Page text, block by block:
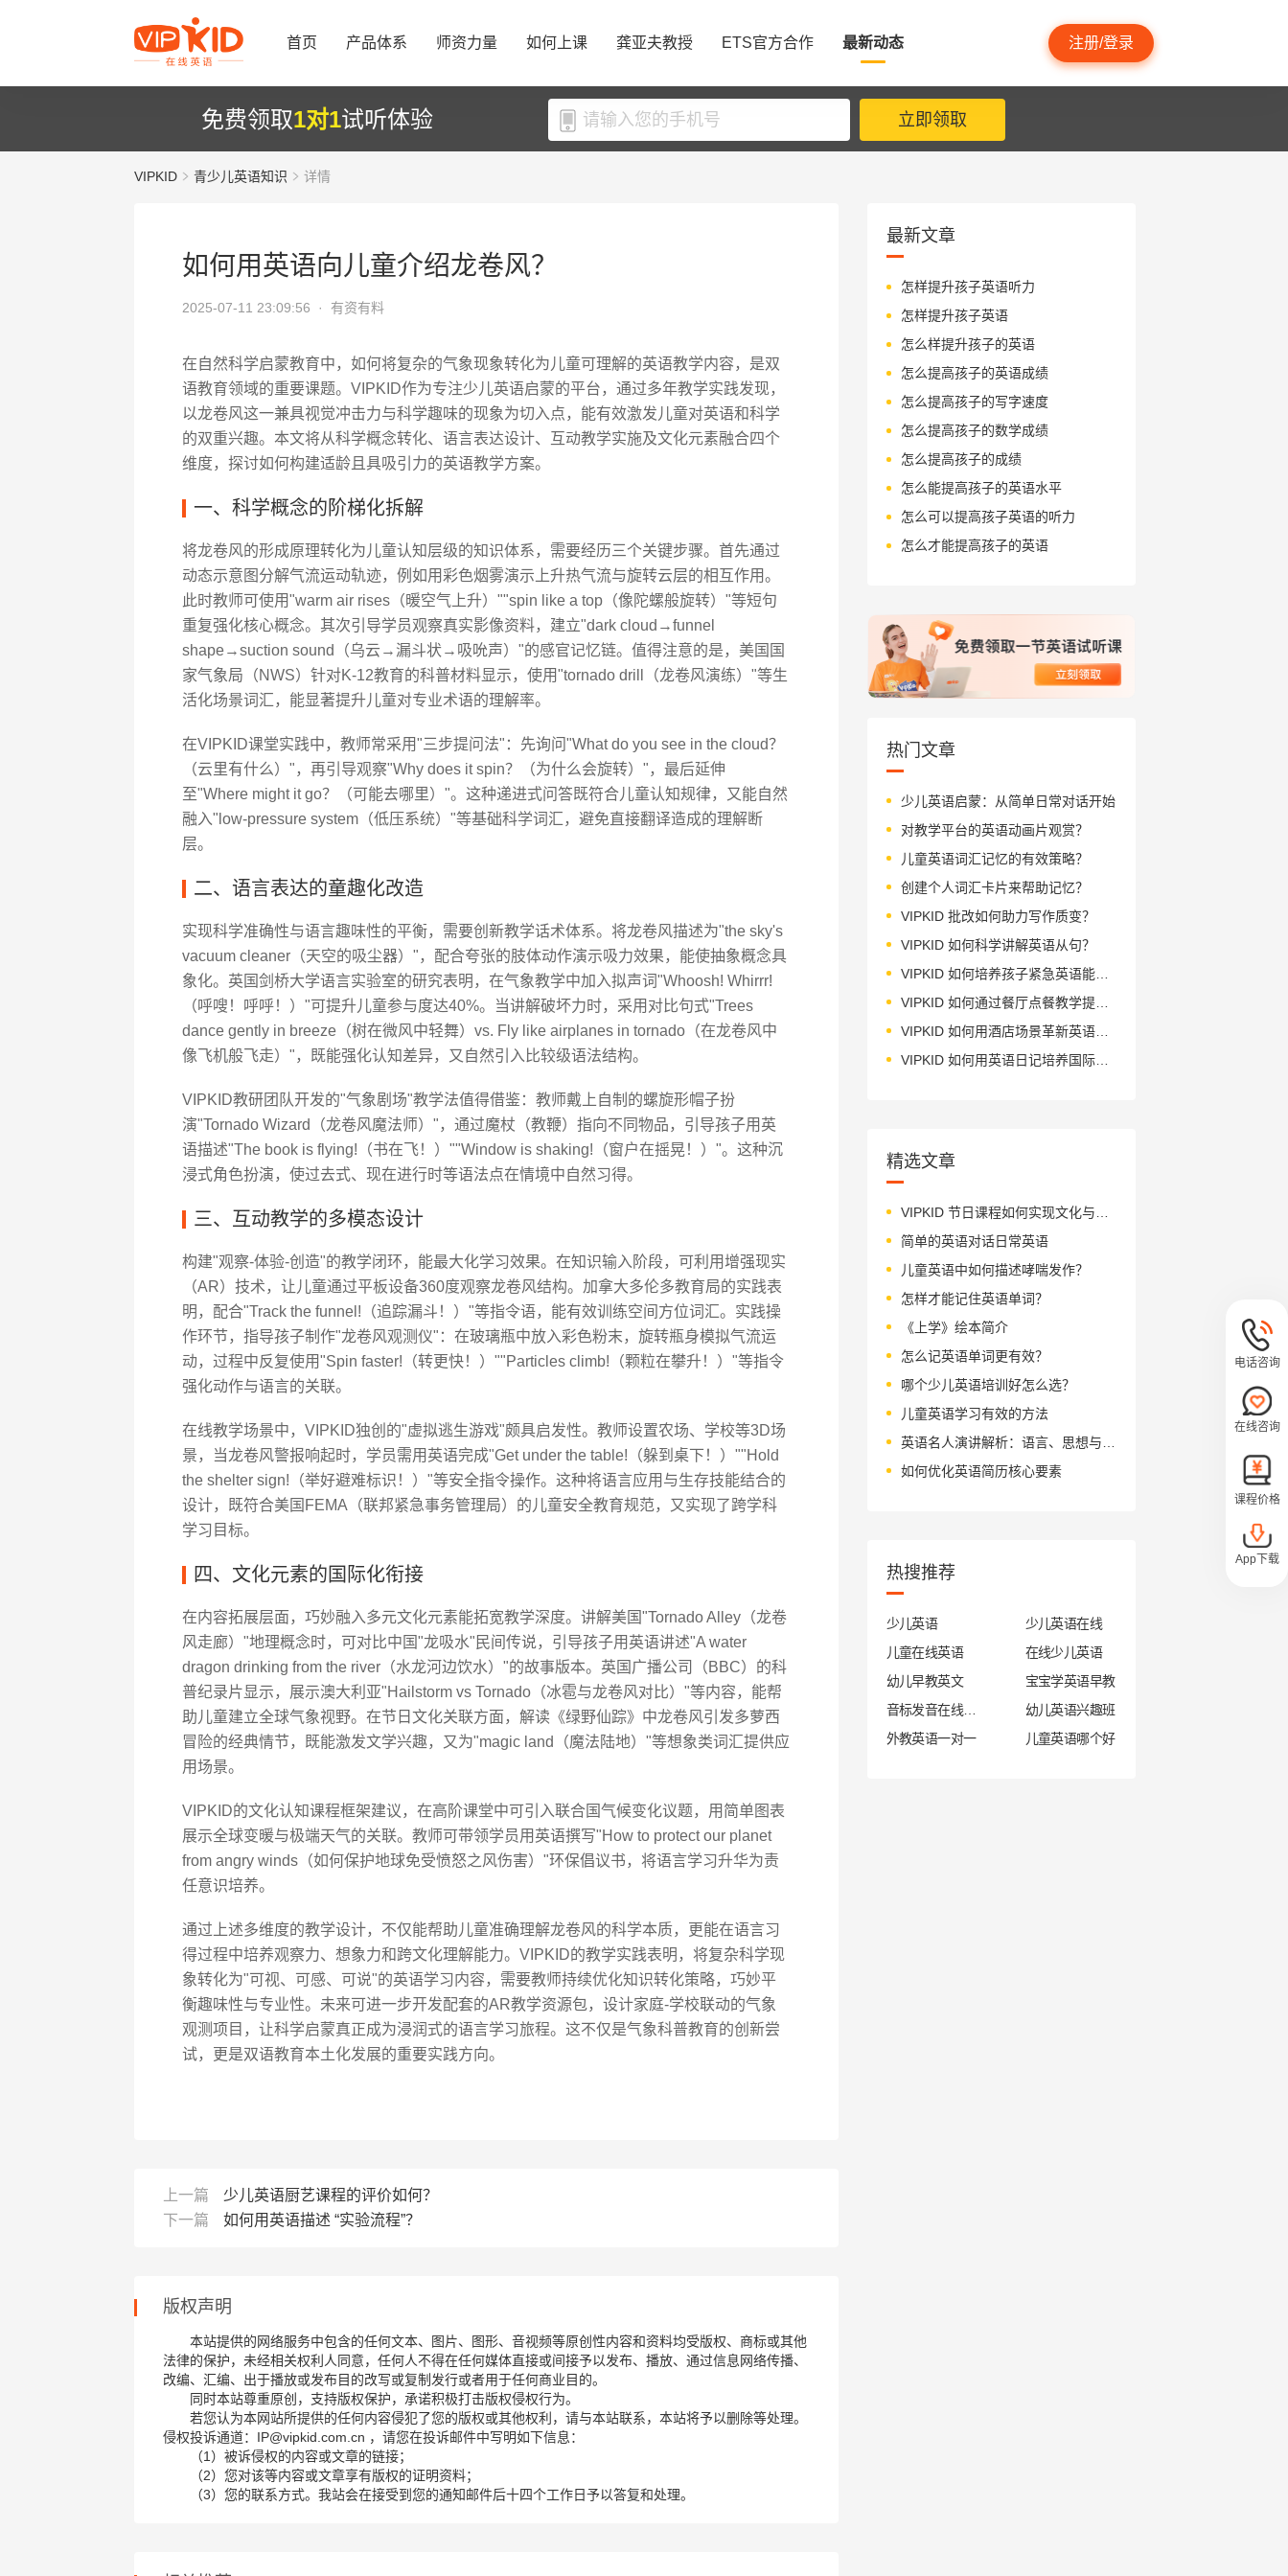
首页 产品体系 师资力量 如何上课 龚亚夫教授 ETS官方合作 最新动态 注册/登录
免费领取1对1试听体验 立即领取
VIPKID 青少儿英语知识 详情
如何用英语向儿童介绍龙卷风？
2025-07-11 23:09:56 · 有资有料
在自然科学启蒙教育中，如何将复杂的气象现象转化为儿童可理解的英语教学内容，是双
语教育领域的重要课题。VIPKID作为专注少儿英语启蒙的平台，通过多年教学实践发现，
以龙卷风这一兼具视觉冲击力与科学趣味的现象为切入点，能有效激发儿童对英语和科学
的双重兴趣。本文将从科学概念转化、语言表达设计、互动教学实施及文化元素融合四个
维度，探讨如何构建适龄且具吸引力的英语教学方案。
一、科学概念的阶梯化拆解
将龙卷风的形成原理转化为儿童认知层级的知识体系，需要经历三个关键步骤。首先通过
动态示意图分解气流运动轨迹，例如用彩色烟雾演示上升热气流与旋转云层的相互作用。
此时教师可使用"warm air rises（暖空气上升）""spin like a top（像陀螺般旋转）"等短句
重复强化核心概念。其次引导学员观察真实影像资料，建立"dark cloud→funnel
shape→suction sound（乌云→漏斗状→吸吮声）"的感官记忆链。值得注意的是，美国国
家气象局（NWS）针对K-12教育的科普材料显示，使用"tornado drill（龙卷风演练）"等生
活化场景词汇，能显著提升儿童对专业术语的理解率。
在VIPKID课堂实践中，教师常采用"三步提问法"：先询问"What do you see in the cloud？
（云里有什么）"，再引导观察"Why does it spin？（为什么会旋转）"，最后延伸
至"Where might it go？（可能去哪里）"。这种递进式问答既符合儿童认知规律，又能自然
融入"low-pressure system（低压系统）"等基础科学词汇，避免直接翻译造成的理解断
层。
二、语言表达的童趣化改造
实现科学准确性与语言趣味性的平衡，需要创新教学话术体系。将龙卷风描述为"the sky's
vacuum cleaner（天空的吸尘器）"，配合夸张的肢体动作演示吸力效果，能使抽象概念具
象化。英国剑桥大学语言实验室的研究表明，在气象教学中加入拟声词"Whoosh! Whirrr!
（呼嗖！呼呼！）"可提升儿童参与度达40%。当讲解破坏力时，采用对比句式"Trees
dance gently in breeze（树在微风中轻舞）vs. Fly like airplanes in tornado（在龙卷风中
像飞机般飞走）"，既能强化认知差异，又自然引入比较级语法结构。
VIPKID教研团队开发的"气象剧场"教学法值得借鉴：教师戴上自制的螺旋形帽子扮
演"Tornado Wizard（龙卷风魔法师）"，通过魔杖（教鞭）指向不同物品，引导孩子用英
语描述"The book is flying!（书在飞！）""Window is shaking!（窗户在摇晃！）"。这种沉
浸式角色扮演，使过去式、现在进行时等语法点在情境中自然习得。
三、互动教学的多模态设计
构建"观察-体验-创造"的教学闭环，能最大化学习效果。在知识输入阶段，可利用增强现实
（AR）技术，让儿童通过平板设备360度观察龙卷风结构。加拿大多伦多教育局的实践表
明，配合"Track the funnel!（追踪漏斗！）"等指令语，能有效训练空间方位词汇。实践操
作环节，指导孩子制作"龙卷风观测仪"：在玻璃瓶中放入彩色粉末，旋转瓶身模拟气流运
动，过程中反复使用"Spin faster!（转更快！）""Particles climb!（颗粒在攀升！）"等指令
强化动作与语言的关联。
在线教学场景中，VIPKID独创的"虚拟逃生游戏"颇具启发性。教师设置农场、学校等3D场
景，当龙卷风警报响起时，学员需用英语完成"Get under the table!（躲到桌下！）""Hold
the shelter sign!（举好避难标识！）"等安全指令操作。这种将语言应用与生存技能结合的
设计，既符合美国FEMA（联邦紧急事务管理局）的儿童安全教育规范，又实现了跨学科
学习目标。
四、文化元素的国际化衔接
在内容拓展层面，巧妙融入多元文化元素能拓宽教学深度。讲解美国"Tornado Alley（龙卷
风走廊）"地理概念时，可对比中国"龙吸水"民间传说，引导孩子用英语讲述"A water
dragon drinking from the river（水龙河边饮水）"的故事版本。英国广播公司（BBC）的科
普纪录片显示，展示澳大利亚"Hailstorm vs Tornado（冰雹与龙卷风对比）"等内容，能帮
助儿童建立全球气象视野。在节日文化关联方面，解读《绿野仙踪》中龙卷风引发多萝西
冒险的经典情节，既能激发文学兴趣，又为"magic land（魔法陆地）"等想象类词汇提供应
用场景。
VIPKID的文化认知课程框架建议，在高阶课堂中可引入联合国气候变化议题，用简单图表
展示全球变暖与极端天气的关联。教师可带领学员用英语撰写"How to protect our planet
from angry winds（如何保护地球免受愤怒之风伤害）"环保倡议书，将语言学习升华为责
任意识培养。
通过上述多维度的教学设计，不仅能帮助儿童准确理解龙卷风的科学本质，更能在语言习
得过程中培养观察力、想象力和跨文化理解能力。VIPKID的教学实践表明，将复杂科学现
象转化为"可视、可感、可说"的英语学习内容，需要教师持续优化知识转化策略，巧妙平
衡趣味性与专业性。未来可进一步开发配套的AR教学资源包，设计家庭-学校联动的气象
观测项目，让科学启蒙真正成为浸润式的语言学习旅程。这不仅是气象科普教育的创新尝
试，更是双语教育本土化发展的重要实践方向。
上一篇
少儿英语厨艺课程的评价如何？
下一篇
如何用英语描述 “实验流程”？
版权声明
本站提供的网络服务中包含的任何文本、图片、图形、音视频等原创性内容和资料均受版权、商标或其他
法律的保护，未经相关权利人同意，任何人不得在任何媒体直接或间接予以发布、播放、通过信息网络传播、
改编、汇编、出于播放或发布目的改写或复制发行或者用于任何商业目的。
同时本站尊重原创，支持版权保护，承诺积极打击版权侵权行为。
若您认为本网站所提供的任何内容侵犯了您的版权或其他权利，请与本站联系，本站将予以删除等处理。
侵权投诉通道：IP@vipkid.com.cn ，请您在投诉邮件中写明如下信息：
（1）被诉侵权的内容或文章的链接；
（2）您对该等内容或文章享有版权的证明资料；
（3）您的联系方式。我站会在接受到您的通知邮件后十四个工作日予以答复和处理。
最新文章
怎样提升孩子英语听力
怎样提升孩子英语
怎么样提升孩子的英语
怎么提高孩子的英语成绩
怎么提高孩子的写字速度
怎么提高孩子的数学成绩
怎么提高孩子的成绩
怎么能提高孩子的英语水平
怎么可以提高孩子英语的听力
怎么才能提高孩子的英语
热门文章
少儿英语启蒙：从简单日常对话开始
对教学平台的英语动画片观赏？
儿童英语词汇记忆的有效策略？
创建个人词汇卡片来帮助记忆？
VIPKID 批改如何助力写作质变？
VIPKID 如何科学讲解英语从句？
VIPKID 如何培养孩子紧急英语能力？
VIPKID 如何通过餐厅点餐教学提升少儿英语应用能力？
VIPKID 如何用酒店场景革新英语教学？
VIPKID 如何用英语日记培养国际化人才？
精选文章
简单的英语对话日常英语
儿童英语中如何描述哮喘发作？
怎样才能记住英语单词？
《上学》绘本简介
怎么记英语单词更有效？
哪个少儿英语培训好怎么选？
儿童英语学习有效的方法
如何优化英语简历核心要素
热搜推荐
少儿英语
少儿英语在线
儿童在线英语
在线少儿英语
幼儿早教英文
宝宝学英语早教
幼儿英语兴趣班
外教英语一对一
儿童英语哪个好
电话咨询
在线咨询
课程价格
App下载